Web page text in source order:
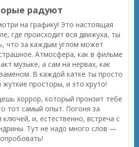
радуют
на графику! Это настоящая
где происходит вся движуха, ты
что за каждым углом может
Атмосфера, как в фильме
музыке, а сам на нервах, как
В каждой катке ты просто
просторы, и это круто!
хоррор, который пронзит тебе
тот самый опыт. Погоня за
и, естественно, встреча с
Тут не надо много слов —